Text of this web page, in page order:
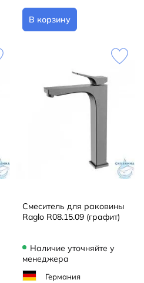
В корзину
Смеситель для раковины
Raglo R08.15.09 (графит)
Наличие уточняйте у
менеджера
Германия